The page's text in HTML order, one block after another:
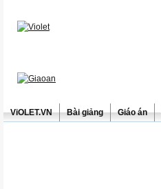
ViOLET.VN Bài giảng Giáo án